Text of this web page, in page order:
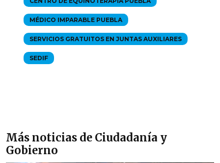
MÉDICO IMPARABLE PUEBLA
SERVICIOS GRATUITOS EN JUNTAS AUXILIARES
SEDIF
Más noticias de Ciudadanía y
Gobierno